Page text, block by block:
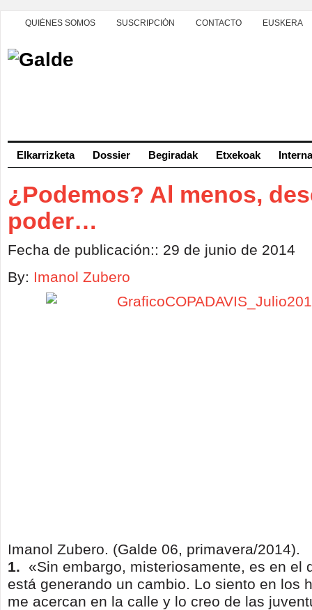
QUIÉNES SOMOS SUSCRIPCIÓN CONTACTO EUSKERA
Elkarrizketa Dossier Begiradak Etxekoak
¿Podemos? Al menos,
poder…
Fecha de publicación:: 29 de junio de 2014
By: Imanol Zubero
Imanol Zubero. (Galde 06, primavera/2014).
1. «Sin embargo, misteriosamente, es en el
está generando un cambio. Lo siento en los
me acercan en la calle y lo creo de las